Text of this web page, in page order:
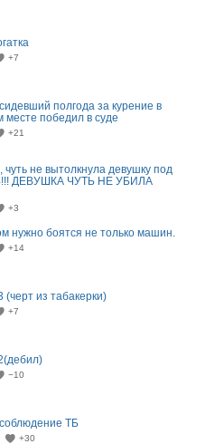
+7
полгода за курение в
победил в суде
+21
чуть не вытолкнула девушку под
ДЕВУШКА ЧУТЬ НЕ УБИЛА
+3
нужно боятся не только машин.
+14
из табакерки)
+7
−10
ТБ
+30